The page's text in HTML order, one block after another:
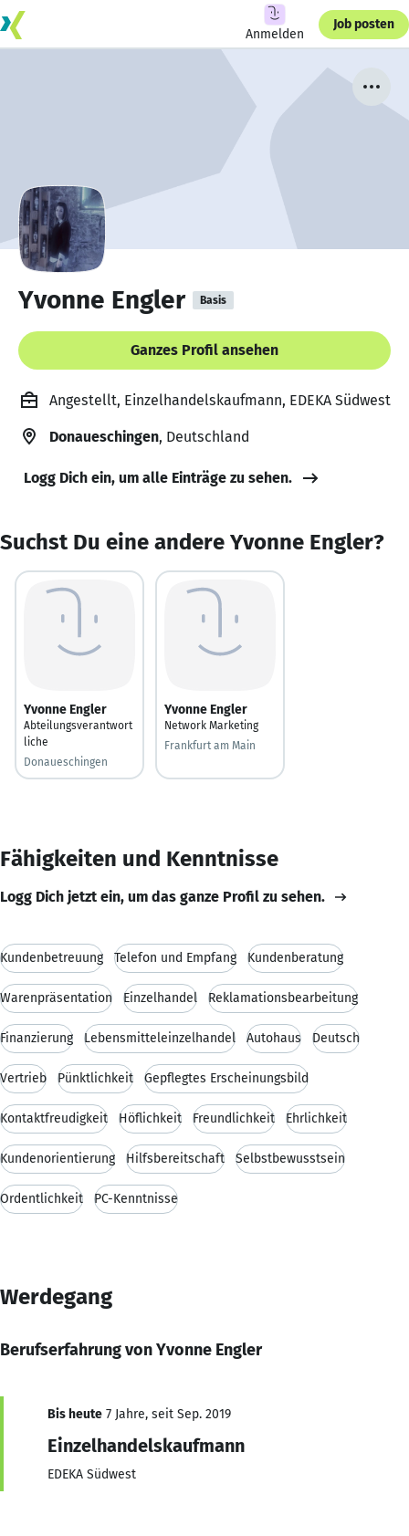
Anmelden
Job posten
Yvonne Engler Basis
Ganzes Profil ansehen
Angestellt, Einzelhandelskaufmann, EDEKA Südwest
Donaueschingen, Deutschland
Logg Dich ein, um alle Einträge zu sehen.
Suchst Du eine andere Yvonne Engler?
Yvonne Engler
Abteilungsverantwort
liche
Donaueschingen
Yvonne Engler
Network Marketing
Frankfurt am Main
Fähigkeiten und Kenntnisse
Logg Dich jetzt ein, um das ganze Profil zu sehen.
Kundenbetreuung Telefon und Empfang Kundenberatung
Warenpräsentation Einzelhandel Reklamationsbearbeitung
Finanzierung Lebensmitteleinzelhandel Autohaus Deutsch
Vertrieb Pünktlichkeit Gepflegtes Erscheinungsbild
Kontaktfreudigkeit Höflichkeit Freundlichkeit Ehrlichkeit
Kundenorientierung Hilfsbereitschaft Selbstbewusstsein
Ordentlichkeit PC-Kenntnisse
Werdegang
Berufserfahrung von Yvonne Engler
Bis heute 7 Jahre, seit Sep. 2019
Einzelhandelskaufmann
EDEKA Südwest